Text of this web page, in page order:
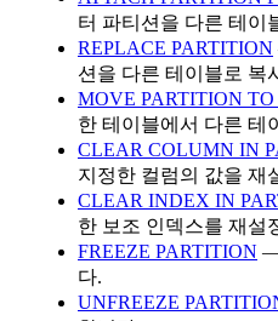
터 파티션을 다른 테이
REPLACE PARTITION
션을 다른 테이블로 복
MOVE PARTITION
한 테이블에서 다른 테
CLEAR COLUMN IN
지정한 컬럼의 값을 재
CLEAR INDEX IN
한 보조 인덱스를 재설
FREEZE PARTITION —
다.
UNFREEZE